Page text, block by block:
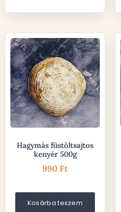
Hagymás füstöltsajtos
kenyér 500g
990 Ft
Kosárba teszem